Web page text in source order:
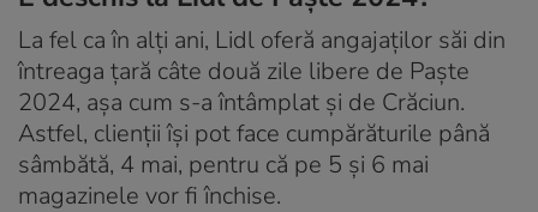
La fel ca în alți ani, Lidl oferă angajaților săi din
întreaga țară câte două zile libere de Paște
2024, aşa cum s-a întâmplat și de Crăciun.
Astfel, clienții își pot face cumpărăturile până
sâmbătă, 4 mai, pentru că pe 5 și 6 mai
magazinele vor fi închise.